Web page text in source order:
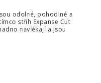
odolné, pohodlné a
střih Expanse Cut
navlékají a jsou